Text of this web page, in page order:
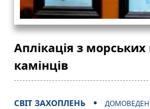
Аплікація з
камінців
СВІТ ЗАХОПЛЕНЬ